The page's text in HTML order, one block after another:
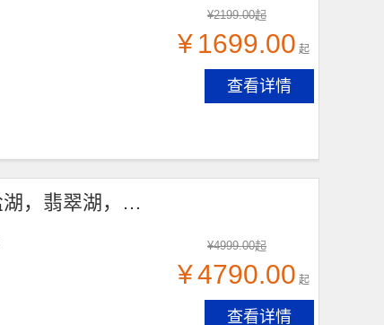
¥2199.00起
¥ 1699.00 起
查看详情
首席·青甘8日游，13人团，兰州出发，青海湖，茶卡盐湖，翡翠湖，张掖，西宁-塔尔寺，祁连大草原，七彩丹霞，嘉峪关关城，海市蜃楼-无界，大地之子，大柴旦，鸣沙山·月牙泉，敦煌，莫高窟，沙洲夜市，
¥4999.00起
¥4790.00 起
查看详情